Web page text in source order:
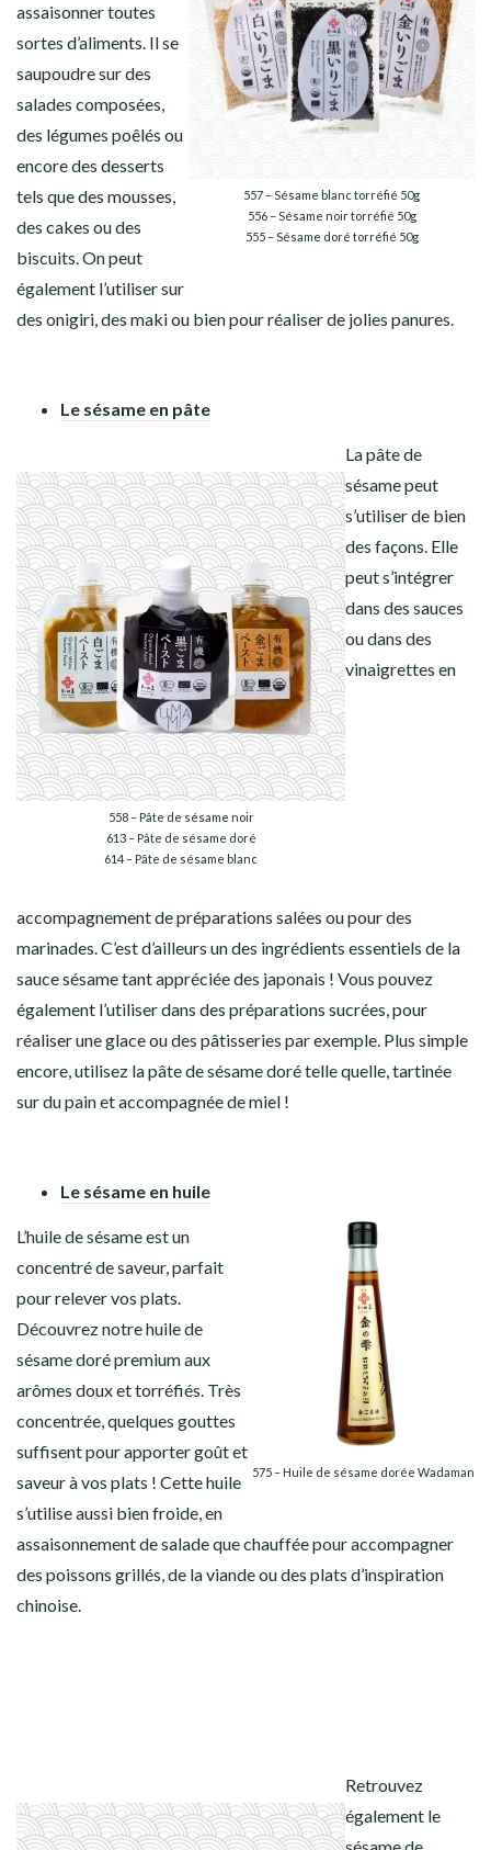
557 – Sésame blanc torréfié 50g
556 – Sésame noir torréfié 50g
555 – Sésame doré torréfié 50g
assaisonner toutes
sortes d’aliments. Il se
saupoudre sur des
salades composées,
des légumes poêlés ou
encore des desserts
tels que des mousses,
des cakes ou des
biscuits. On peut
également l’utiliser sur
des onigiri, des maki ou bien pour réaliser de jolies panures.
Le sésame en pâte
558 – Pâte de sésame noir
613 – Pâte de sésame doré
614 – Pâte de sésame blanc
La pâte de
sésame peut
s’utiliser de bien
des façons. Elle
peut s’intégrer
dans des sauces
ou dans des
vinaigrettes en
accompagnement de préparations salées ou pour des
marinades. C’est d’ailleurs un des ingrédients essentiels de la
sauce sésame tant appréciée des japonais ! Vous pouvez
également l’utiliser dans des préparations sucrées, pour
réaliser une glace ou des pâtisseries par exemple. Plus simple
encore, utilisez la pâte de sésame doré telle quelle, tartinée
sur du pain et accompagnée de miel !
575 – Huile de sésame dorée Wadaman
Le sésame en huile
L’huile de sésame est un
concentré de saveur, parfait
pour relever vos plats.
Découvrez notre huile de
sésame doré premium aux
arômes doux et torréfiés. Très
concentrée, quelques gouttes
suffisent pour apporter goût et
saveur à vos plats ! Cette huile
s’utilise aussi bien froide, en
assaisonnement de salade que chauffée pour accompagner
des poissons grillés, de la viande ou des plats d’inspiration
chinoise.
Retrouvez
également le